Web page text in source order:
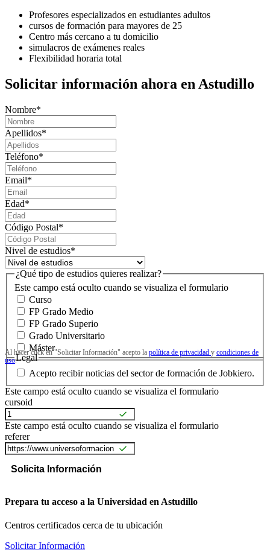
Profesores especializados en estudiantes adultos
cursos de formación para mayores de 25
Centro más cercano a tu domicilio
simulacros de exámenes reales
Flexibilidad horaria total
Solicitar información ahora en Astudillo
Nombre*
Apellidos*
Teléfono*
Email*
Edad*
Código Postal*
Nivel de estudios*
Este campo está oculto cuando se visualiza el formulario
¿Qué tipo de estudios quieres realizar?
Curso
FP Grado Medio
FP Grado Superio
Grado Universitario
Máster
Al hacer click en "Solicitar Información" acepto la política de privacidad y condiciones de
uso.Legal
Acepto recibir noticias del sector de formación de Jobkiero.
Este campo está oculto cuando se visualiza el formulario
cursoid
Este campo está oculto cuando se visualiza el formulario
referer
Prepara tu acceso a la Universidad en Astudillo
Centros certificados cerca de tu ubicación
Solicitar Información